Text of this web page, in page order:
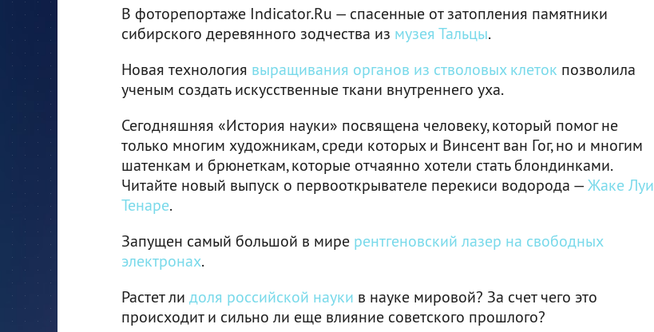
В фоторепортаже Indicator.Ru — спасенные от затопления памятники
сибирского деревянного зодчества из музея Тальцы.
Новая технология выращивания органов из стволовых клеток позволила
ученым создать искусственные ткани внутреннего уха.
Сегодняшняя «История науки» посвящена человеку, который помог не
только многим художникам, среди которых и Винсент ван Гог, но и многим
шатенкам и брюнеткам, которые отчаянно хотели стать блондинками.
Читайте новый выпуск о первооткрывателе перекиси водорода — Жаке Луи
Тенаре.
Запущен самый большой в мире рентгеновский лазер на свободных
электронах.
Растет ли доля российской науки в науке мировой? За счет чего это
происходит и сильно ли еще влияние советского прошлого?